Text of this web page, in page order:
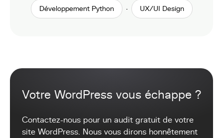
Développement Python · UX/UI Design
Votre WordPress vous échappe ?
Contactez-nous pour un audit gratuit de votre
site WordPress. Nous vous dirons honnêtement